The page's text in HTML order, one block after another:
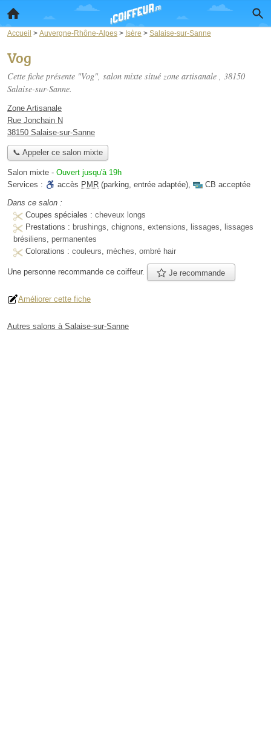
Accueil > Auvergne-Rhône-Alpes > Isère > Salaise-sur-Sanne
Vog
Cette fiche présente "Vog", salon mixte situé zone artisanale , 38150
Salaise-sur-Sanne.
Zone Artisanale
Rue Jonchain N
38150 Salaise-sur-Sanne
📞 Appeler ce salon mixte
Salon mixte - Ouvert jusqu'à 19h
Services :
accès PMR (parking, entrée adaptée),
CB acceptée
Dans ce salon :
Coupes spéciales : cheveux longs
Prestations : brushings, chignons, extensions, lissages, lissages
brésiliens, permanentes
Colorations : couleurs, mèches, ombré hair
Une personne recommande ce coiffeur. Je recommande
Améliorer cette fiche
Autres salons à Salaise-sur-Sanne